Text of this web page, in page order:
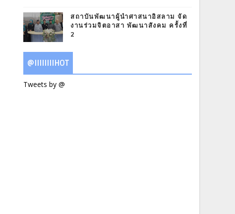
สถาบันพัฒนาผู้นำศาสนาอิสลาม จัด
งานร่วมจิตอาสา พัฒนาสังคม ครั้งที่
2
@IIIIIIIIHOT
Tweets by @